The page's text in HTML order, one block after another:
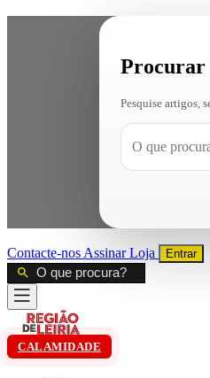
Procurar
Pesquise artigos,
Contacte-nos AssinarLoja Entrar
CALAMIDADE